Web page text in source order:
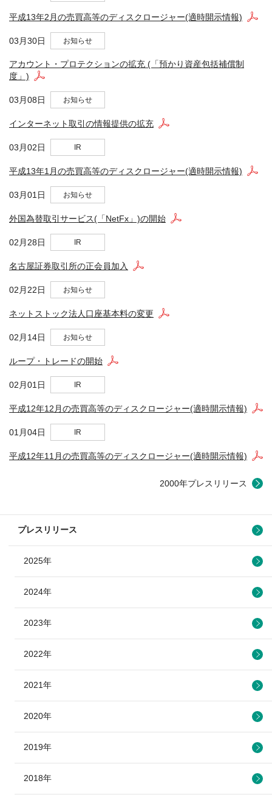
平成13年2月の売買高等のディスクロージャー(適時開示情報)
03月30日 お知らせ
アカウント・プロテクションの拡充 (「預かり資産包括補償制
度」)
03月08日 お知らせ
インターネット取引の情報提供の拡充
03月02日 IR
平成13年1月の売買高等のディスクロージャー(適時開示情報)
03月01日 お知らせ
外国為替取引サービス(「NetFx」)の開始
02月28日 IR
名古屋証券取引所の正会員加入
02月22日 お知らせ
ネットストック法人口座基本料の変更
02月14日 お知らせ
ループ・トレードの開始
02月01日 IR
平成12年12月の売買高等のディスクロージャー(適時開示情報)
01月04日 IR
平成12年11月の売買高等のディスクロージャー(適時開示情報)
2000年プレスリリース
プレスリリース
2025年
2024年
2023年
2022年
2021年
2020年
2019年
2018年